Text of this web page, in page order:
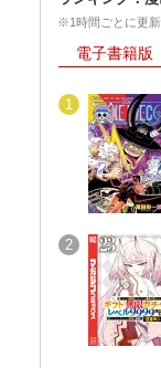
※1時間ごとに更新
電子書籍版
1
2